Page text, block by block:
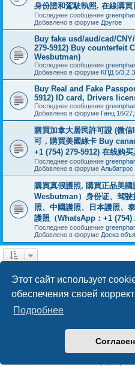
Этот сайт использует
обеспечения своей
Подробнее
Согласен
身份證和駕駛執照. 在線購買
Последнее сообщение
Добавлено в форуме Другое
Buy fake usd/aud/cad/
279-5912) Buy counterfeit
Wesbutman)
Последнее сообщение
Добавлено в форуме КПД 5/3,2
Buy Real and Fake
5912) ID card, Drivers
Последнее сообщение
Добавлено в форуме Ганц 16/
購買加拿大居民許可證 (微
可，購買美國綠卡 Buy
+1 (754) 279-5912) 在线购
Последнее сообщение
Добавлено в форуме Альбатрос
購買真假護照, 購買正品美國
Wesbutman）身份证、驾驶
照、中國護照、日本護照、
護照（WhatsApp：+1 (754)
Последнее сообщение
Добавлено в форуме Доска
Создано на основеphpBB®
Русская